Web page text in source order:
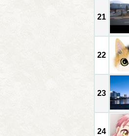
21
22
23
24